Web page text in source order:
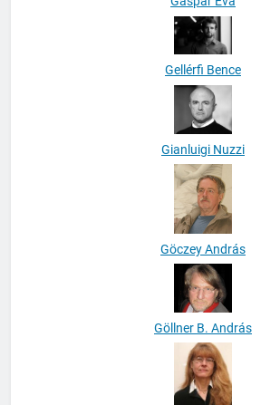
Gáspár Éva
Gellérfi Bence
Gianluigi Nuzzi
Göczey András
Göllner B. András